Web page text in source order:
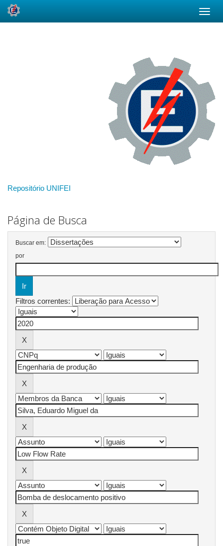
Repositório UNIFEI
Página de Busca
Buscar em:
por
Filtros correntes: